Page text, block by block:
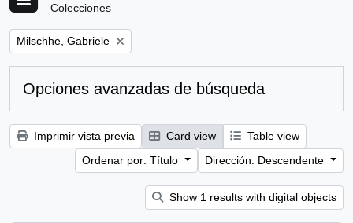
Colecciones
Remove filter:
Milschhe, Gabriele
Opciones avanzadas de búsqueda
Imprimir vista previa Card view
Table view
Ordenar por: Título
Dirección: Descendente
Show 1 results with digital objects